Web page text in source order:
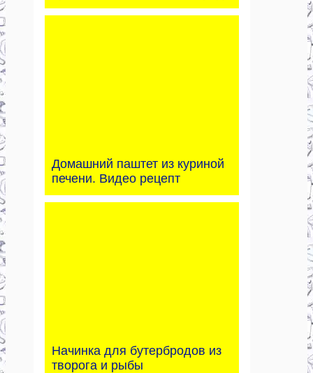
Домашний паштет из куриной
печени. Видео рецепт
Начинка для бутербродов из
творога и рыбы